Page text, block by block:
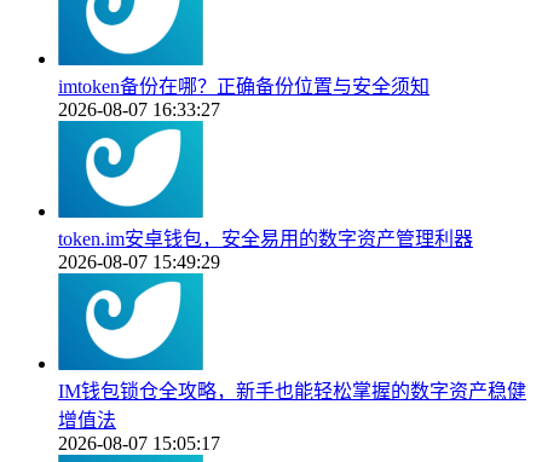
imtoken备份在哪？正确备份位置与安全须知
2026-08-07 16:33:27
token.im安卓钱包，安全易用的数字资产管理利器
2026-08-07 15:49:29
IM钱包锁仓全攻略，新手也能轻松掌握的数字资产稳健
增值法
2026-08-07 15:05:17